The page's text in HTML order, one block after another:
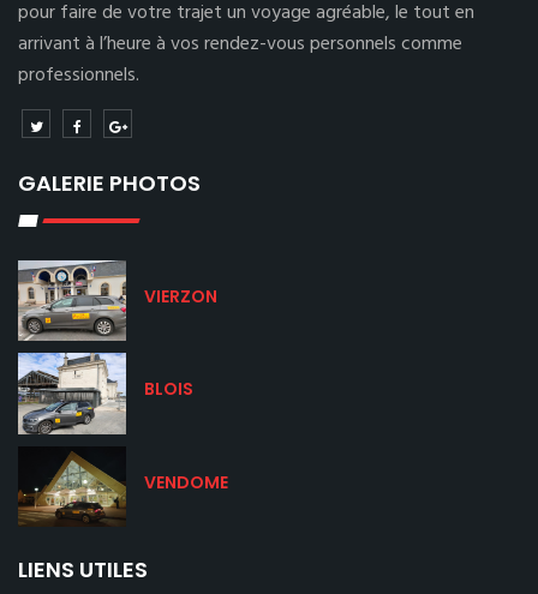
pour faire de votre trajet un voyage agréable, le tout en
arrivant à l’heure à vos rendez-vous personnels comme
professionnels.
GALERIE PHOTOS
VIERZON
BLOIS
VENDOME
LIENS UTILES